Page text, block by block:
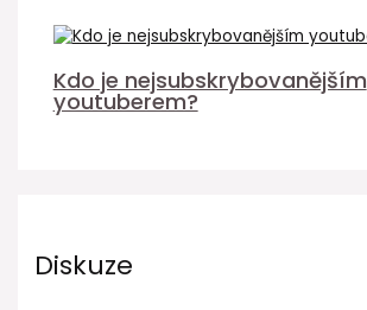
Kdo je nejsubskrybovanějším
youtuberem?
Diskuze